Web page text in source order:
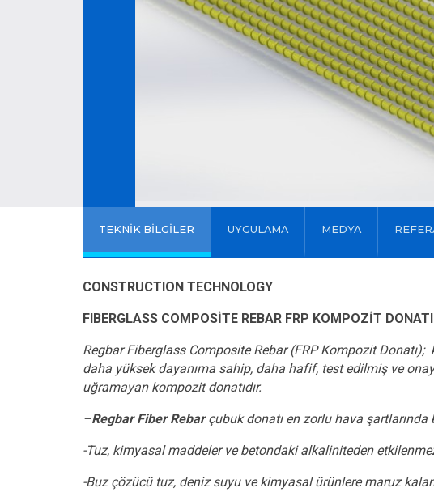
TEKNİK BİLGİLER UYGULAMA MEDYA
CONSTRUCTION TECHNOLOGY
FIBERGLASS COMPOSİTE REBAR FRP KOMPOZİT DONATI
Regbar Fiberglass Composite Rebar (FRP Kompozit Donatı);
daha yüksek dayanıma sahip, daha hafif, test edilmiş ve
uğramayan kompozit donatıdır.
–Regbar Fiber Rebarçubuk donatı en zorlu hava şartlarında
-Tuz, kimyasal maddeler ve betondaki alkaliniteden
-Buz çözücü tuz, deniz suyu ve kimyasal ürünlere maruz kalan